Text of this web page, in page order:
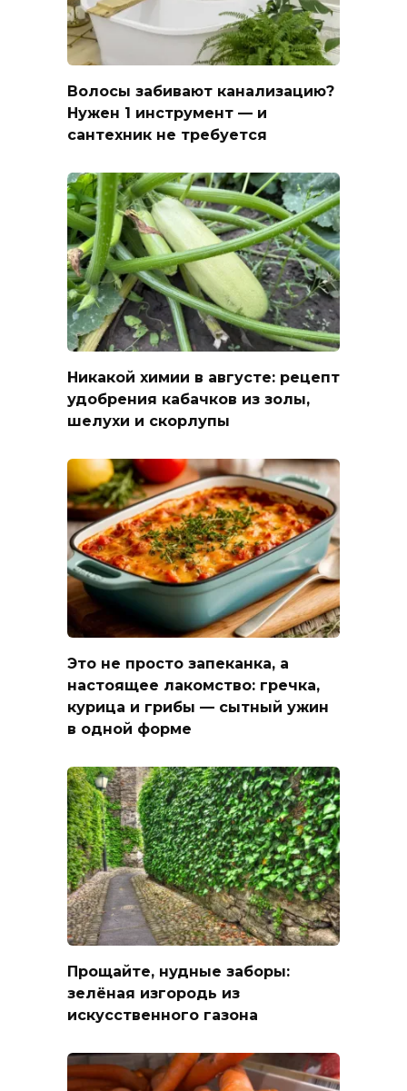
Волосы забивают канализацию?
Нужен 1 инструмент — и
сантехник не требуется
Никакой химии в августе: рецепт
удобрения кабачков из золы,
шелухи и скорлупы
Это не просто запеканка, а
настоящее лакомство: гречка,
курица и грибы — сытный ужин
в одной форме
Прощайте, нудные заборы:
зелёная изгородь из
искусственного газона